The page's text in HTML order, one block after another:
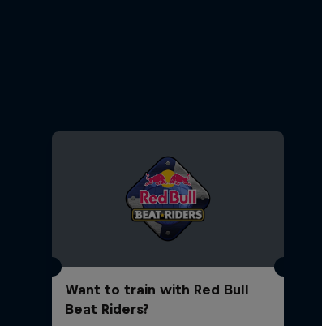
Want to train with Red Bull
Beat Riders?